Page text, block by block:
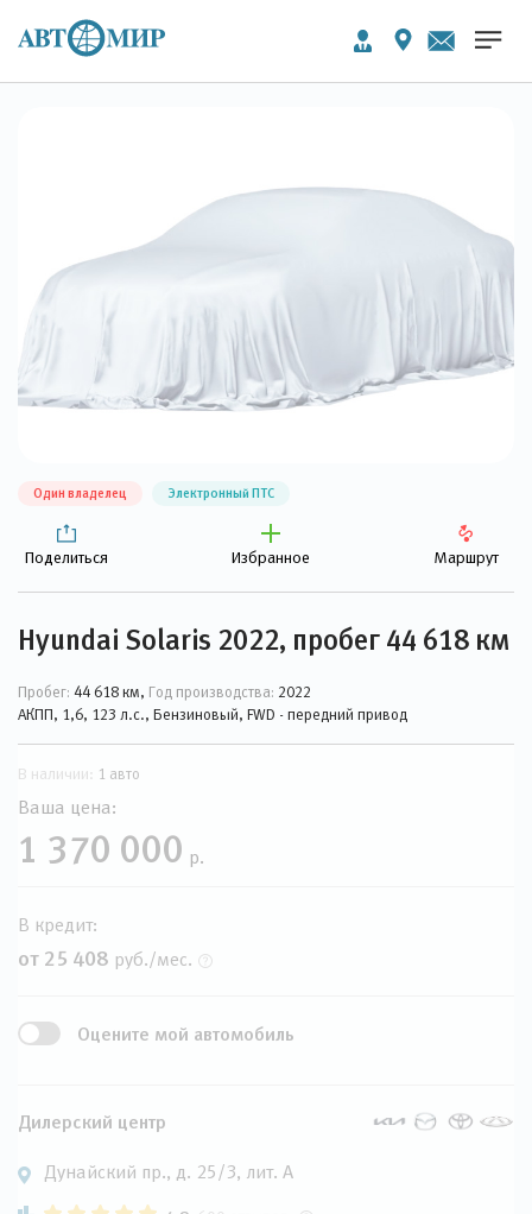
Один владелец Электронный ПТС
Поделиться Избранное Маршрут
Hyundai Solaris 2022, пробег 44 618 км
Пробег: 44 618 км, Год производства: 2022
АКПП, 1,6, 123 л.с., Бензиновый, FWD - передний привод
В наличии: 1 авто
Ваша цена:
1 370 000 р.
В кредит:
от 25 408 руб./мес.
Оцените мой автомобиль
Дилерский центр
Дунайский пр., д. 25/3, лит. А